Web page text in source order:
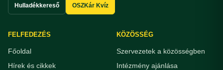
Hulladékkereső OSZKár Kvíz
FELFEDEZÉS
Főoldal
Hírek és cikkek
KÖZÖSSÉG
Szervezetek a közösségben
Intézmény ajánlása